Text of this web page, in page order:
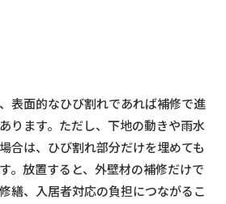
表面的なひび割れであれば補修で進
ります。ただし、下地の動きや雨水
合は、ひび割れ部分だけを埋めても
。放置すると、外壁材の補修だけで
繕、入居者対応の負担につながるこ